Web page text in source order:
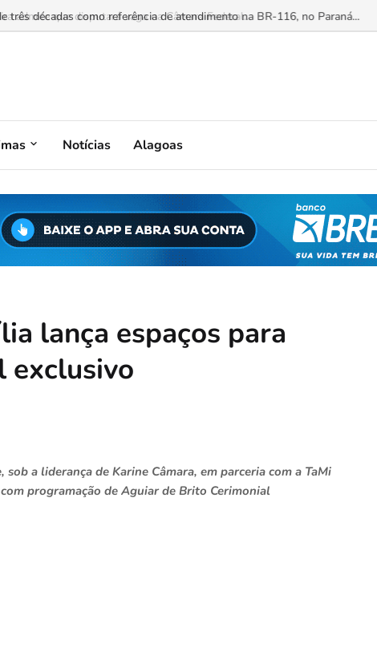
admite que disputará vaga na Câmara Federal...
Notícias Alagoas
lança espaços para
exclusivo
a liderança de Karine Câmara, em parceria com a TaMi
programação de Aguiar de Brito Cerimonial